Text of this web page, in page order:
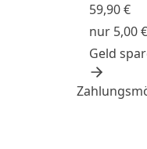
59,90 €
nur 5,00
Geld